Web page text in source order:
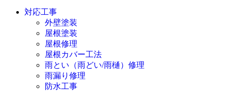
対応工事
外壁塗装
屋根塗装
屋根修理
屋根カバー工法
雨とい（雨どい/雨樋）修理
雨漏り修理
防水工事